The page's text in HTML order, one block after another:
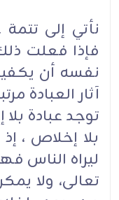
نأتي إلى
فإذا فعلت
نفسه أن يكفيك
آثار العبادة
توجد عبادة
بلا إخلاص ،
ليراه الناس
تعالى، ولا